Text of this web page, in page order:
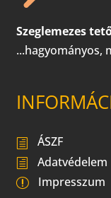
Szeglemezes
...hagyományos,
ÁSZF
Adatvédelem
Impresszum